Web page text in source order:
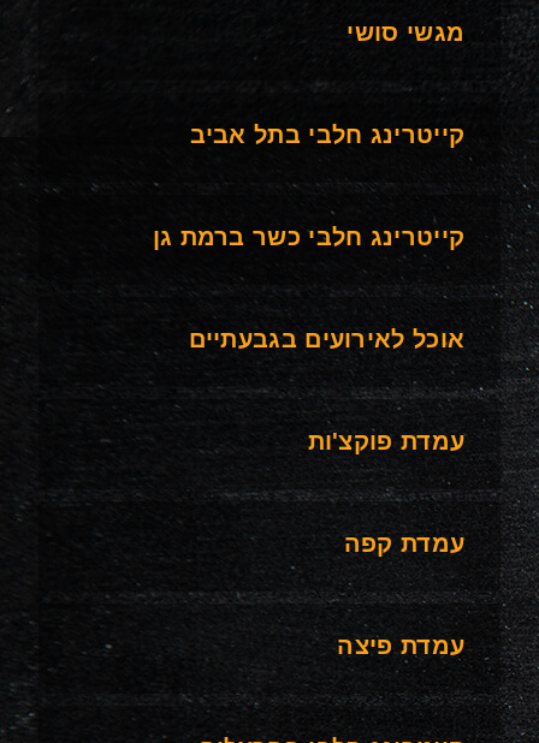
מגשי סושי
קייטרינג חלבי בתל אביב
קייטרינג חלבי כשר ברמת גן
אוכל לאירועים בגבעתיים
עמדת פוקצ'ות
עמדת קפה
עמדת פיצה